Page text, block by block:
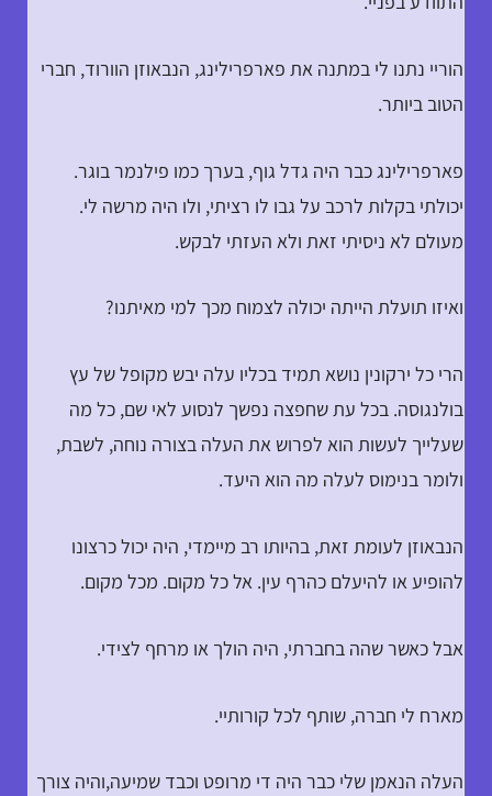
הוריי נתנו לי במתנה את פארפרילינג, הנבאוזן הוורוד, חברי
הטוב ביותר.
פארפרילינג כבר היה גדל גוף, בערך כמו פילנמר בוגר.
יכולתי בקלות לרכב על גבו לו רציתי, ולו היה מרשה לי.
מעולם לא ניסיתי זאת ולא העזתי לבקש.
ואיזו תועלת הייתה יכולה לצמוח מכך למי מאיתנו?
הרי כל ירקונין נושא תמיד בכליו עלה יבש מקופל של עץ
בולנגוסה. בכל עת שחפצה נפשך לנסוע לאי שם, כל מה
שעלייך לעשות הוא לפרוש את העלה בצורה נוחה, לשבת,
ולומר בנימוס לעלה מה הוא היעד.
הנבאוזן לעומת זאת, בהיותו רב מיימדי, היה יכול כרצונו
להופיע או להיעלם כהרף עין. אל כל מקום. מכל מקום.
אבל כאשר שהה בחברתי, היה הולך או מרחף לצידי.
מארח לי חברה, שותף לכל קורותיי.
העלה הנאמן שלי כבר היה די מרופט וכבד שמיעה,והיה צורך